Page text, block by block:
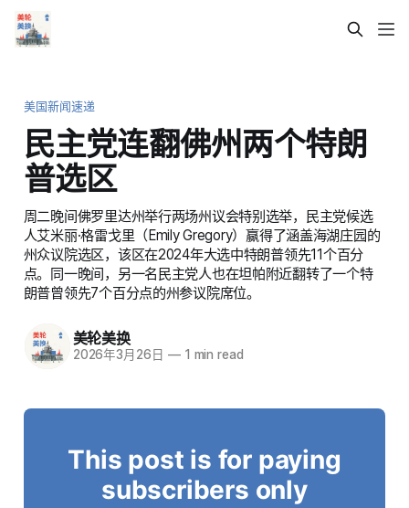
美国新闻速递
民主党连翻佛州两个特朗
普选区
周二晚间佛罗里达州举行两场州议会特别选举，民主党候选
人艾米丽·格雷戈里（Emily Gregory）赢得了涵盖海湖庄园的
州众议院选区，该区在2024年大选中特朗普领先11个百分
点。同一晚间，另一名民主党人也在坦帕附近翻转了一个特
朗普曾领先7个百分点的州参议院席位。
美轮美换
2026年3月26日 —1 min read
This post is for paying
subscribers only